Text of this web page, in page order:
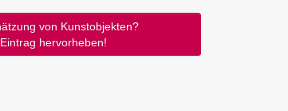
von Kunstobjekten?
Eintrag hervorheben!